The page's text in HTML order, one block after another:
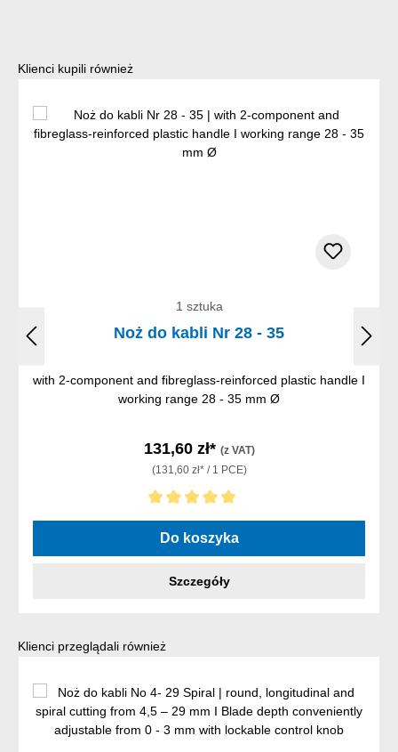
Pomiń galerię produktów
Klienci kupili również
1 sztuka
Noż do kabli Nr 28 - 35
with 2-component and fibreglass-reinforced plastic handle I
working range 28 - 35 mm Ø
131,60 zł* (z VAT)
(131,60 zł* / 1 PCE)
Średnia ocena 5 z 5 gwiazdek
Do koszyka
Szczegóły
Pomiń galerię produktów
Klienci przeglądali również